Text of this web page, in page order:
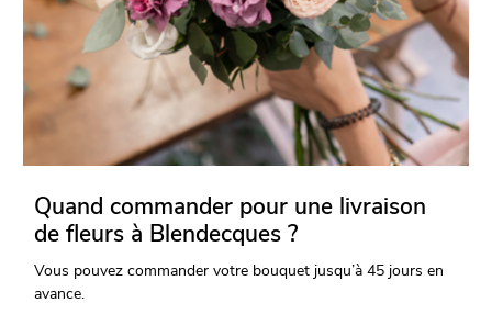
Quand commander pour une livraison
de fleurs à Blendecques ?
Vous pouvez commander votre bouquet jusqu’à 45 jours en
avance.